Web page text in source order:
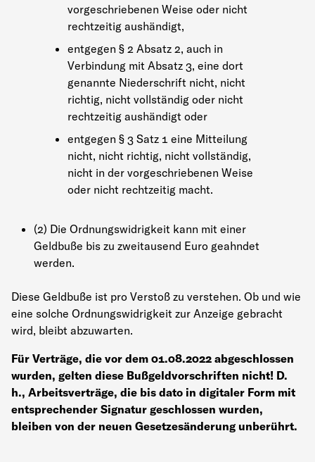
vorgeschriebenen Weise oder nicht
rechtzeitig aushändigt,
entgegen § 2 Absatz 2, auch in
Verbindung mit Absatz 3, eine dort
genannte Niederschrift nicht, nicht
richtig, nicht vollständig oder nicht
rechtzeitig aushändigt oder
entgegen § 3 Satz 1 eine Mitteilung
nicht, nicht richtig, nicht vollständig,
nicht in der vorgeschriebenen Weise
oder nicht rechtzeitig macht.
(2) Die Ordnungswidrigkeit kann mit einer
Geldbuße bis zu zweitausend Euro geahndet
werden.
Diese Geldbuße ist pro Verstoß zu verstehen. Ob und wie
eine solche Ordnungswidrigkeit zur Anzeige gebracht
wird, bleibt abzuwarten.
Für Verträge, die vor dem 01.08.2022 abgeschlossen
wurden, gelten diese Bußgeldvorschriften nicht! D.
h., Arbeitsverträge, die bis dato in digitaler Form mit
entsprechender Signatur geschlossen wurden,
bleiben von der neuen Gesetzesänderung unberührt.